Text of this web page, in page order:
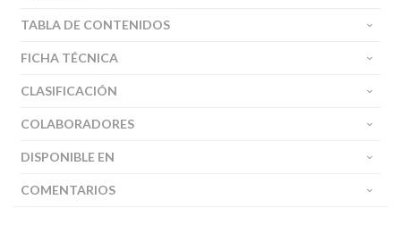
TABLA DE CONTENIDOS
FICHA TÉCNICA
CLASIFICACIÓN
COLABORADORES
DISPONIBLE EN
COMENTARIOS